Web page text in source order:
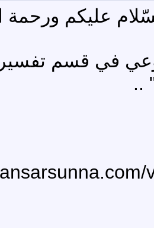
عليكم ورحمة
في قسم تفسير
..